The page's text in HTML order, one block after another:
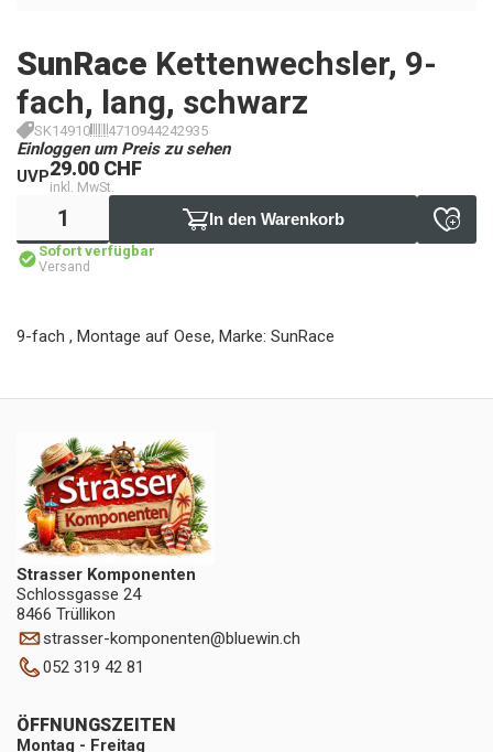
SunRace Kettenwechsler, 9-
fach, lang, schwarz
SK14910 4710944242935
Einloggen um Preis zu sehen
UVP29.00 CHF
inkl. MwSt.
In den Warenkorb
Sofort verfügbar
Versand
9-fach , Montage auf Oese, Marke: SunRace
Strasser Komponenten
Schlossgasse 24
8466 Trüllikon
strasser-komponenten@bluewin.ch
052 319 42 81
ÖFFNUNGSZEITEN
Montag - Freitag